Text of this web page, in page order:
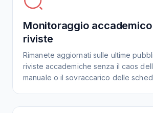
Monitoraggio accademico
riviste
Rimanete aggiornati sulle ultime
riviste accademiche senza il caos
manuale o il sovraccarico delle